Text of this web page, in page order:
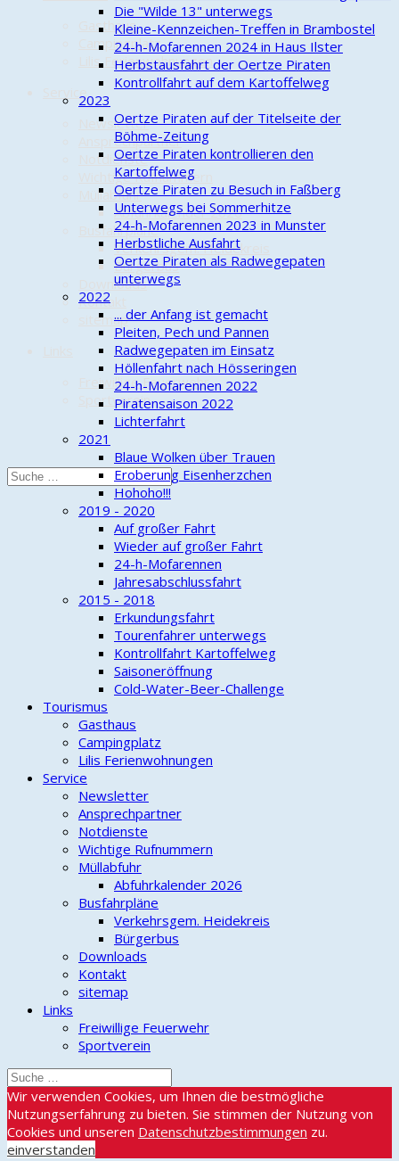
Gasthaus
Campingplatz
Lilis Ferienwohnungen
Service
Newsletter
Ansprechpartner
Notdienste
Wichtige Rufnummern
Müllabfuhr
Abfuhrkalender 2026
Busfahrpläne
Verkehrsgem. Heidekreis
Bürgerbus
Downloads
Kontakt
sitemap
Freiwillige Feuerwehr
Sportverein
Die "Wilde 13" unterwegs
Kleine-Kennzeichen-Treffen in Brambostel
24-h-Mofarennen 2024 in Haus Ilster
Herbstausfahrt der Oertze Piraten
Kontrollfahrt auf dem Kartoffelweg
2023
Oertze Piraten auf der Titelseite der
Böhme-Zeitung
Oertze Piraten kontrollieren den
Kartoffelweg
Oertze Piraten zu Besuch in Faßberg
Unterwegs bei Sommerhitze
24-h-Mofarennen 2023 in Munster
Herbstliche Ausfahrt
Oertze Piraten als Radwegepaten
unterwegs
2022
... der Anfang ist gemacht
Pleiten, Pech und Pannen
Radwegepaten im Einsatz
Höllenfahrt nach Hösseringen
24-h-Mofarennen 2022
Piratensaison 2022
Lichterfahrt
2021
Blaue Wolken über Trauen
Eroberung Eisenherzchen
Hohoho!!!
2019 - 2020
Auf großer Fahrt
Wieder auf großer Fahrt
24-h-Mofarennen
Jahresabschlussfahrt
2015 - 2018
Erkundungsfahrt
Tourenfahrer unterwegs
Kontrollfahrt Kartoffelweg
Saisoneröffnung
Cold-Water-Beer-Challenge
Tourismus
Gasthaus
Campingplatz
Lilis Ferienwohnungen
Service
Newsletter
Ansprechpartner
Notdienste
Wichtige Rufnummern
Müllabfuhr
Abfuhrkalender 2026
Busfahrpläne
Verkehrsgem. Heidekreis
Bürgerbus
Downloads
Kontakt
sitemap
Links
Freiwillige Feuerwehr
Sportverein
Wir verwenden Cookies, um Ihnen die bestmögliche
Nutzungserfahrung zu bieten. Sie stimmen der Nutzung von
Cookies und unseren Datenschutzbestimmungen zu.
einverstanden